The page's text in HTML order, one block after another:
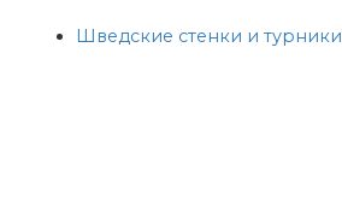
Шведские стенки и турники